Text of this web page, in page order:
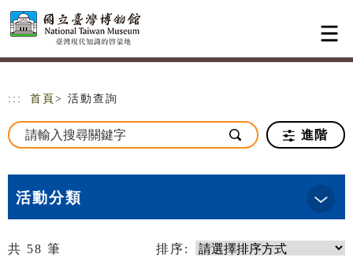
跳到主要內容
網站導覽
::: 首頁 > 活動查詢
進階
活動分類
共 58 筆 排序: